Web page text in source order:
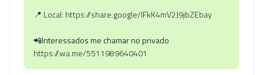
📍 Local: https://share.google/lFkK4mV2J9jbZEbay
📲Interessados me chamar no privado
https://wa.me/5511989640401